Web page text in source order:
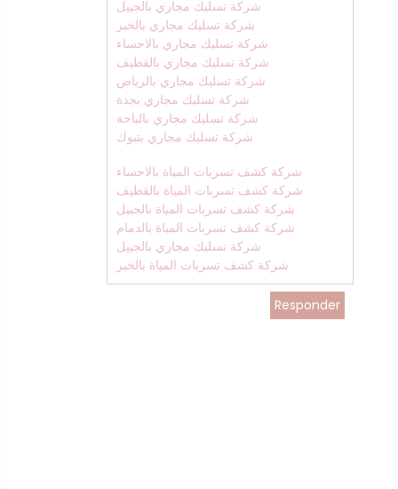
شركة تسليك مجاري بالجبيل
شركة تسليك مجاري بالخبر
شركة تسليك مجاري بالاحساء
شركة تسليك مجاري بالقطيف
شركة تسليك مجاري بالرياض
شركة تسليك مجاري بجدة
شركة تسليك مجاري بالباحة
شركة تسليك مجاري بتبوك
شركة كشف تسربات المياة بالاحساء
شركة كشف تسربات المياة بالقطيف
شركة كشف تسربات المياة بالجبيل
شركة كشف تسربات المياة بالدمام
شركة تسليك مجاري بالجبيل
شركة كشف تسربات المياة بالخبر
Responder